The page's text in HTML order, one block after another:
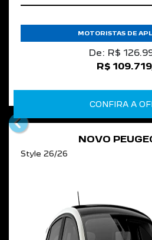
COM SEU USADO
MOTORISTAS DE
De: R$
R$
CONFIRA A
NOVO
Style 26/26
templates.template-